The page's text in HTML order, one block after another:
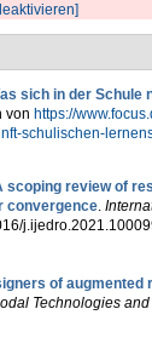
sich in der Schule
von https://
schulischen-
scoping review of
convergence.
of augmented
Technologies and